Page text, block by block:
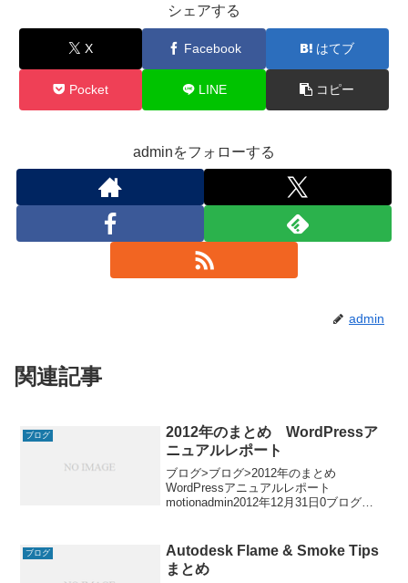
シェアする
X Facebook はてブ
Pocket LINE コピー
adminをフォローする
admin
関連記事
ブログ
2012年のまとめ WordPressア
ニュアルレポート
ブログ>ブログ>2012年のまとめ
WordPressアニュアルレポート
motionadmin2012年12月31日0ブログ
の
ブログ
Autodesk Flame & Smoke Tips
まとめ